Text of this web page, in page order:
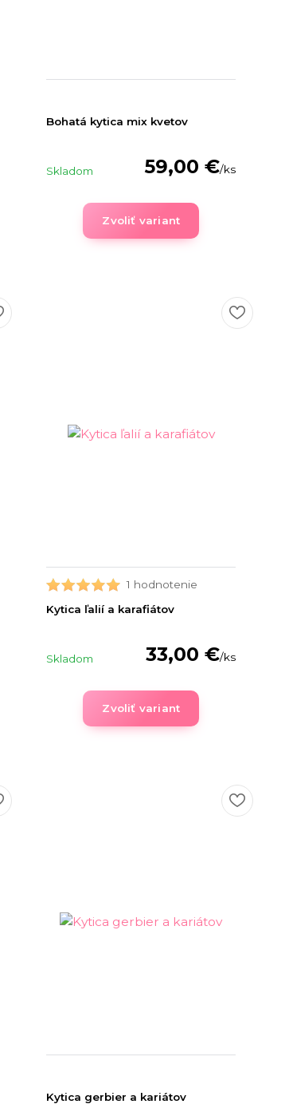
Bohatá kytica mix kvetov
59,00 €/ks
Skladom
Zvoliť variant
1 hodnotenie
Kytica ľalií a karafiátov
33,00 €/ks
Skladom
Zvoliť variant
Kytica gerbier a kariátov